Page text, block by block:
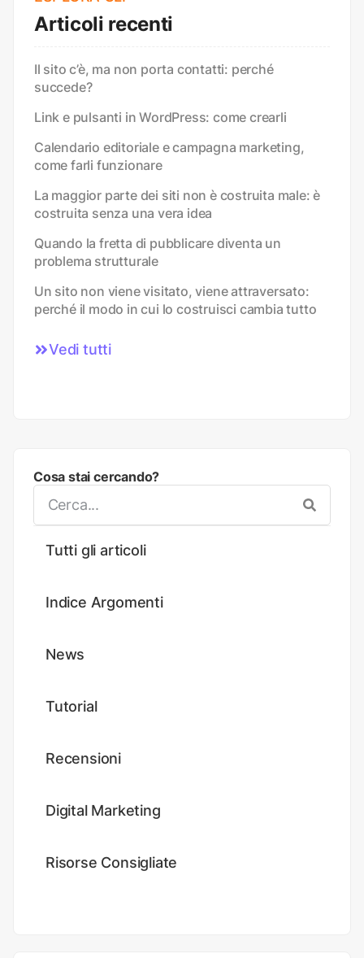
Articoli recenti
Il sito c’è, ma non porta contatti: perché
succede?
Link e pulsanti in WordPress: come crearli
Calendario editoriale e campagna marketing,
come farli funzionare
La maggior parte dei siti non è costruita male: è
costruita senza una vera idea
Quando la fretta di pubblicare diventa un
problema strutturale
Un sito non viene visitato, viene attraversato:
perché il modo in cui lo costruisci cambia tutto
Vedi tutti
Cosa stai cercando?
Tutti gli articoli
Indice Argomenti
News
Tutorial
Recensioni
Digital Marketing
Risorse Consigliate